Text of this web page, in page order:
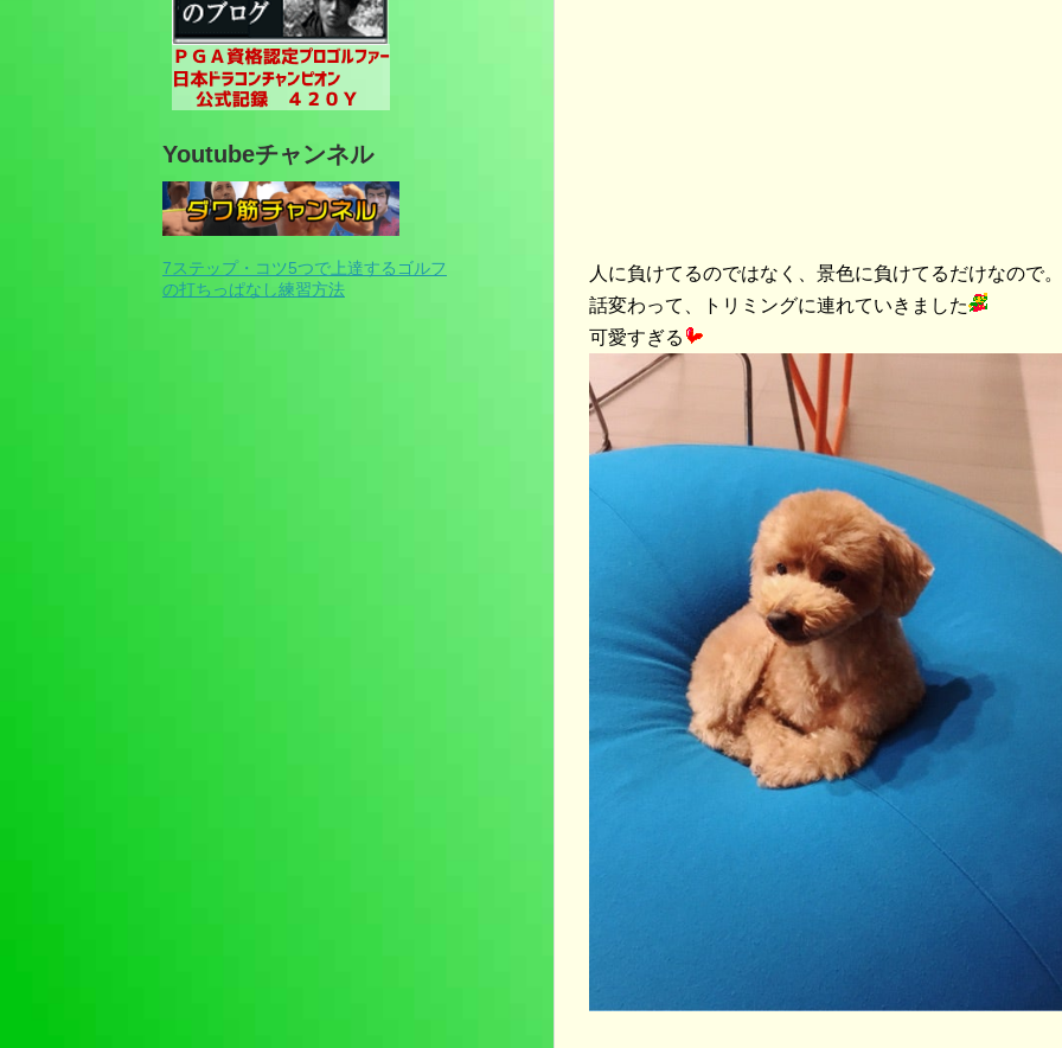
人に負けてるのではなく、景色に負けてるだけなので。
話変わって、トリミングに連れていきました
可愛すぎる
Youtubeチャンネル
7ステップ・コツ5つで上達するゴルフ
の打ちっぱなし練習方法